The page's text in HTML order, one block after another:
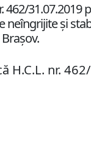
462/
neîngrijite şi
H.C.L. nr.